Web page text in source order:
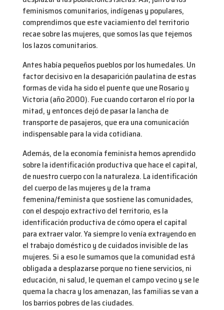
feminismos comunitarios, indígenas y populares,
comprendimos que este vaciamiento del territorio
recae sobre las mujeres, que somos las que tejemos
los lazos comunitarios.
Antes había pequeños pueblos por los humedales. Un
factor decisivo en la desaparición paulatina de estas
formas de vida ha sido el puente que une Rosario y
Victoria (año 2000). Fue cuando cortaron el río por la
mitad, y entonces dejó de pasar la lancha de
transporte de pasajeros, que era una comunicación
indispensable para la vida cotidiana.
Además, de la economía feminista hemos aprendido
sobre la identificación productiva que hace el capital,
de nuestro cuerpo con la naturaleza. La identificación
del cuerpo de las mujeres y de la trama
femenina/feminista que sostiene las comunidades,
con el despojo extractivo del territorio, es la
identificación productiva de cómo opera el capital
para extraer valor. Ya siempre lo venía extrayendo en
el trabajo doméstico y de cuidados invisible de las
mujeres. Si a eso le sumamos que la comunidad está
obligada a desplazarse porque no tiene servicios, ni
educación, ni salud, le queman el campo vecino y se le
quema la chacra y los amenazan, las familias se van a
los barrios pobres de las ciudades.